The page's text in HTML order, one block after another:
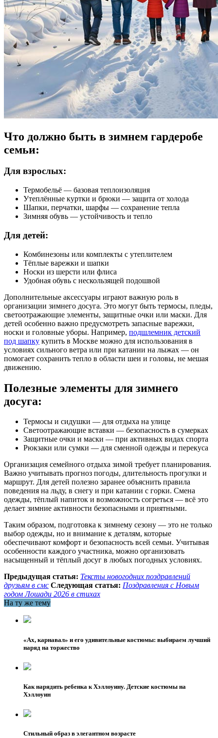
Что должно быть в зимнем гардеробе
семьи:
Для взрослых:
Термобельё — базовая теплоизоляция
Утеплённые куртки и брюки — защита от холода
Шапки, перчатки, шарфы — сохранение тепла
Зимняя обувь — устойчивость и тепло
Для детей:
Комбинезоны или комплекты с утеплителем
Тёплые варежки и шапки
Носки из шерсти или флиса
Удобная обувь с нескользящей подошвой
Дополнительные аксессуары играют важную роль в
организации зимнего досуга. Это могут быть термосы, пледы,
светоотражающие элементы, защитные очки или маски. Для
детей особенно важно предусмотреть запасные варежки,
носки и головные уборы. Например, подшлемник детский
под шапку купить в Москве можно для использования в
условиях сильного ветра или при катании на лыжах — он
помогает сохранить тепло в области шеи и головы, не мешая
движению.
Полезные элементы для зимнего
досуга:
Термосы и сидушки — для отдыха на улице
Светоотражающие вставки — безопасность в сумерках
Защитные очки и маски — при активных видах спорта
Рюкзаки или сумки — для сменной одежды и перекуса
Организация семейного отдыха зимой требует планирования.
Важно учитывать прогноз погоды, длительность прогулки и
маршрут. Для детей полезно заранее объяснить правила
поведения на льду, в снегу и при катании с горки. Смена
одежды, тёплый напиток и возможность согреться — всё это
делает зимние активности безопасными и приятными.
Таким образом, подготовка к зимнему сезону — это не только
выбор одежды, но и внимание к деталям, которые
обеспечивают комфорт и безопасность всей семьи. Учитывая
особенности каждого участника, можно организовать
насыщенный и тёплый досуг в любых погодных условиях.
Предыдущая статья: Тексты новогодних поздравлений
друзьям в смс Следующая статья: Поздравления с Новым
годом Лошади 2026 в стихах
На ту же тему
«Ах, карнавал» и его удивительные костюмы: выбираем лучший
наряд на торжество
Как нарядить ребенка к Хэллоуину. Детские костюмы на
Хэллоуин
Стильный образ в элегантном возрасте